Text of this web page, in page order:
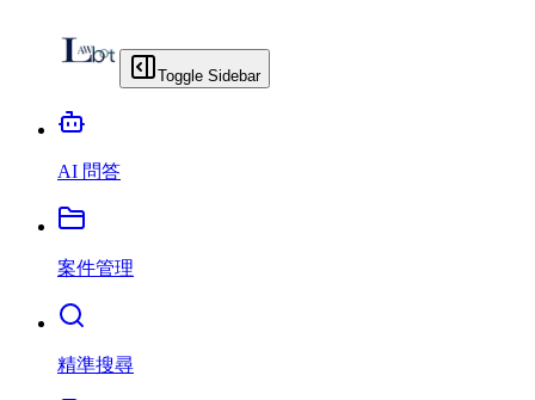
Toggle Sidebar
AI 問答
案件管理
精準搜尋